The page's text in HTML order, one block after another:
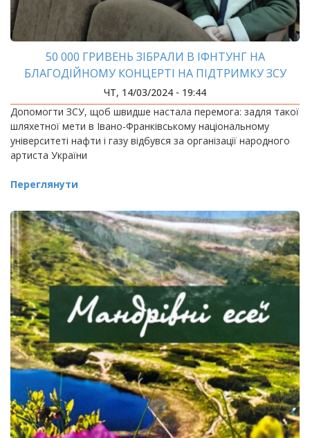
50 000 ГРИВЕНЬ ЗІБРАЛИ В ІФНТУНГ НА
БЛАГОДІЙНОМУ КОНЦЕРТІ НА ПІДТРИМКУ ЗСУ
ЧТ, 14/03/2024 - 19:44
Допомогти ЗСУ, щоб швидше настала перемога: задля такої
шляхетної мети в Івано-Франківському національному
університеті нафти і газу відбувся за організації народного
артиста України
Переглянути